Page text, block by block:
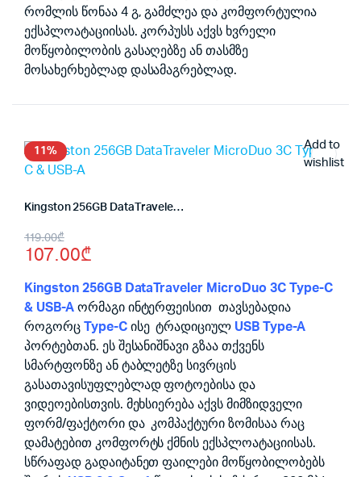
რომლის წონაა 4 გ, გამძლეა და კომფორტულია
ექსპლოატაციისას. კორპუსს აქვს ხვრელი
მოწყობილობის გასაღებზე ან თასმზე
მოსახერხებლად დასამაგრებლად.
11%
Add to
wishlist
Kingston 256GB DataTraveler MicroDuo 3C Type-C & USB-A
119.00₾
Original
price
was:
119.00₾.
107.00₾
Current
price
is:
107.00₾.
Kingston 256GB DataTraveler MicroDuo 3C Type-C
& USB-A ორმაგი ინტერფეისით თავსებადია
როგორც Type-C ისე ტრადიციულ USB Type-A
პორტებთან. ეს შესანიშნავი გზაა თქვენს
სმარტფონზე ან ტაბლეტზე სივრცის
გასათავისუფლებლად ფოტოებისა და
ვიდეოებისთვის. მეხსიერება აქვს მიმზიდველი
ფორმ/ფაქტორი და კომპაქტური ზომისაა რაც
დამატებით კომფორტს ქმნის ექსპლოატაციისას.
სწრაფად გადაიტანეთ ფაილები მოწყობილობებს